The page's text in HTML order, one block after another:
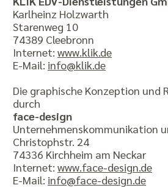
Karlheinz Holzwarth
Starenweg 10
74389 Cleebronn
Internet: www.klik.de
E-Mail: info@klik.de
Die graphische Konzeption und
durch
face-design
Unternehmenskommunikation
Christophstr. 24
74336 Kirchheim am Neckar
Internet: www.face-design.de
E-Mail: info@face-design.de